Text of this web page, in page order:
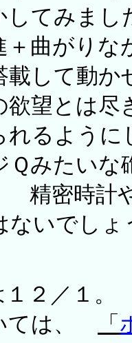
てみまし
曲がりな
載して動
欲望とは
れるよう
みたいな
精密時計
ないでし
２／１。
ては、
「